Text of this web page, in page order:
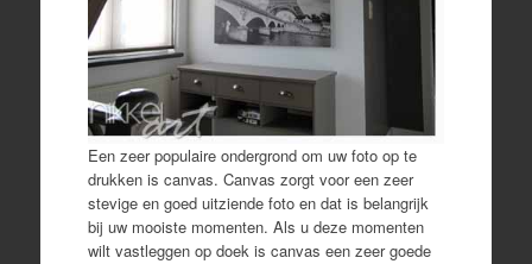
Een zeer populaire ondergrond om uw foto op te
drukken is canvas. Canvas zorgt voor een zeer
stevige en goed uitziende foto en dat is belangrijk
bij uw mooiste momenten. Als u deze momenten
wilt vastleggen op doek is canvas een zeer goede